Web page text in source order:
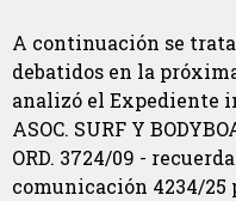
A continuación se
debatidos en la
analizó el Expediente
ASOC. SURF Y
ORD. 3724/09 -
comunicación 4234/25